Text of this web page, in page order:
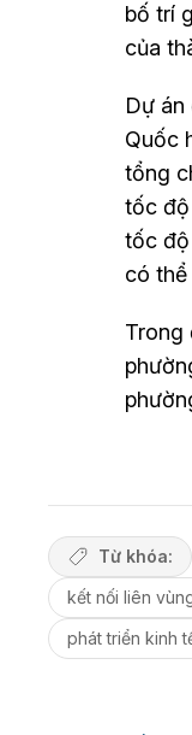
bố trí
của
Dự
Quốc
tổng
tốc độ
tốc độ
có thể
Trong
Từ khóa:
kết nối liên
phát triển kinh